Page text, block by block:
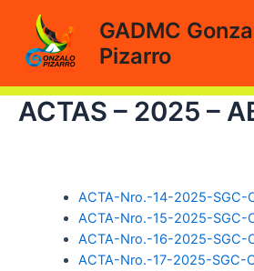
contenido
GADMC
Pizarro
ACTAS – 2025 –
ACTA-Nro.-14-2025-SGC-
ACTA-Nro.-15-2025-SGC-
ACTA-Nro.-16-2025-SGC-
ACTA-Nro.-17-2025-SGC-